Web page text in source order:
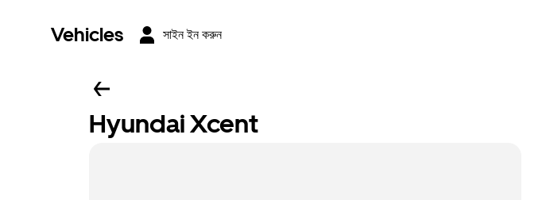
Vehicles সাইন ইন করুন
Hyundai Xcent